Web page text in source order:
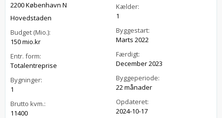
2200 København N
Hovedstaden
Budget (Mio.):
150 mio.kr
Entr. form:
Totalentreprise
Bygninger:
1
Brutto kvm.:
11400
Kælder:
1
Byggestart:
Marts 2022
Færdigt:
December 2023
Byggeperiode:
22 månader
Opdateret:
2024-10-17